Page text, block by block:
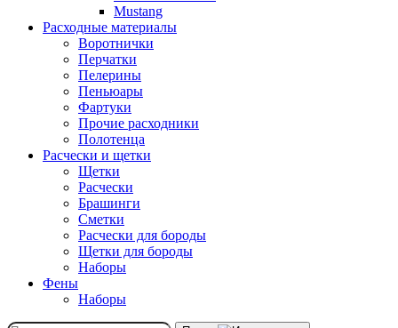
Mustang
Расходные материалы
Воротнички
Перчатки
Пелерины
Пеньюары
Фартуки
Прочие расходники
Полотенца
Расчески и щетки
Щетки
Расчески
Брашинги
Сметки
Расчески для бороды
Щетки для бороды
Наборы
Фены
Наборы